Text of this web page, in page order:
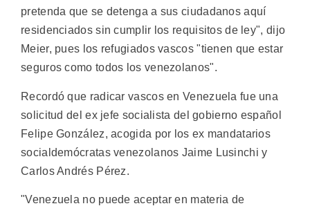
pretenda que se detenga a sus ciudadanos aquí
residenciados sin cumplir los requisitos de ley", dijo
Meier, pues los refugiados vascos "tienen que estar
seguros como todos los venezolanos".
Recordó que radicar vascos en Venezuela fue una
solicitud del ex jefe socialista del gobierno español
Felipe González, acogida por los ex mandatarios
socialdemócratas venezolanos Jaime Lusinchi y
Carlos Andrés Pérez.
"Venezuela no puede aceptar en materia de